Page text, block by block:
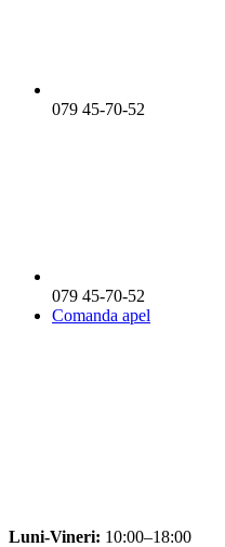
079 45-70-52
079 45-70-52
Comanda apel
Luni-Vineri: 10:00–18:00